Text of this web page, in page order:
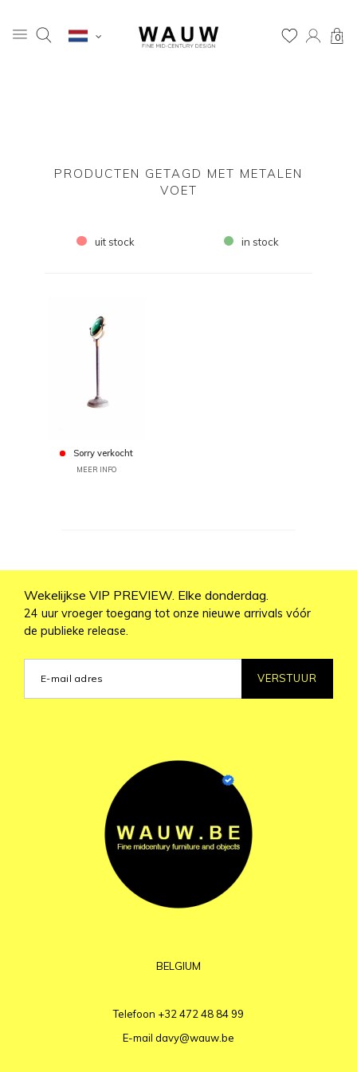
0
PRODUCTEN GETAGD MET METALEN
VOET
uit stock in stock
Sorry verkocht
MEER INFO
Wekelijkse VIP PREVIEW. Elke donderdag.
24 uur vroeger toegang tot onze nieuwe arrivals vóór
de publieke release.
VERSTUUR
BELGIUM
Telefoon +32 472 48 84 99
E-mail davy@wauw.be